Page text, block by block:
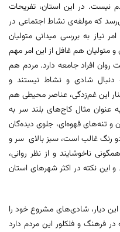
نیست. در این استان، تفریحات
که مولفه‌ی نشاط اجتماعی در
نیاز به بررسی میدانی متولیان
و متولیان هم غافل از این امر مهم
روان افراد جامعه دارد. مردم هم
دنبال شادی و نشاط نیستند و
این غم‌زدگی، عناصر محیطی هم
عنوان مثال کاج‌های بلند سر به
و تنه‌های قهوه‌ای، جلوی دیده‌گان
رنگ غالب است، سبز بالای سر و
ناخوشایند و از نظر روانی،
و این نکته در اکثر شهرهای استان
این دیار، شادی‌های مشروع خود را
فرهنگ و فلکلور این مردم دارد